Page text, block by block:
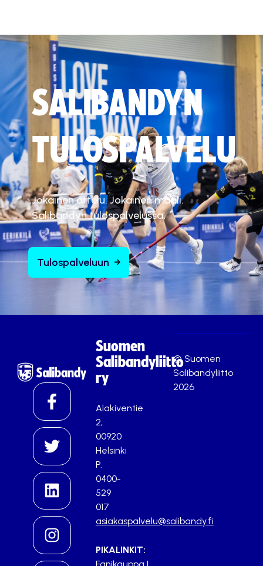
SALIBANDYN
TULOSPALVELU
Jokainen ottelu. Jokainen maali.
Salibandyn tulospalvelussa.
Tulospalveluun
Suomen
Salibandyliitto
ry
Alakiventie
2,
00920
Helsinki
P.
0400-
529
017
asiakaspalvelu@salibandy.fi
PIKALINKIT:
Fanikauppa |
© Suomen
Salibandyliitto
2026